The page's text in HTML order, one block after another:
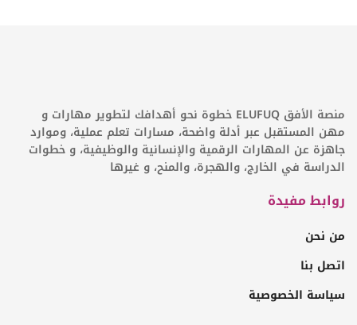
منصة الأفق ELUFUQ خطوة نحو أهدافك لتطوير مهارات و
مهن المستقبل عبر أدلة واضحة، مسارات تعلم عملية، وموارد
جاهزة عن المهارات الرقمية والإنسانية والوظيفية، و خطوات
الدراسة في الخارج، والهجرة، والمنح، و غيرها
روابط مفيدة
من نحن
اتصل بنا
سياسة الخصوصية